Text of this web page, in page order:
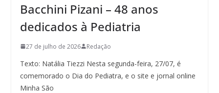
Bacchini Pizani – 48 anos
dedicados à Pediatria
27 de julho de 2026 Redação
Texto: Natália Tiezzi Nesta segunda-feira, 27/07, é
comemorado o Dia do Pediatra, e o site e jornal online
Minha São